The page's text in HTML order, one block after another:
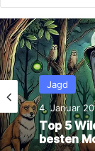
Jagd
4. Januar
3. Januar
Top 5
für